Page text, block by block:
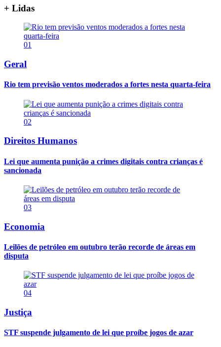
+ Lidas
01
Geral
Rio tem previsão ventos moderados a fortes nesta quarta-feira
02
Direitos Humanos
Lei que aumenta punição a crimes digitais contra crianças é
sancionada
03
Economia
Leilões de petróleo em outubro terão recorde de áreas em
disputa
04
Justiça
STF suspende julgamento de lei que proíbe jogos de azar